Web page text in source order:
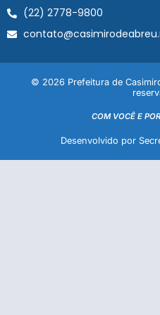
(22) 2778-9800
© 2026 Prefeitura de
COM VOCÊ E
Desenvolvido por